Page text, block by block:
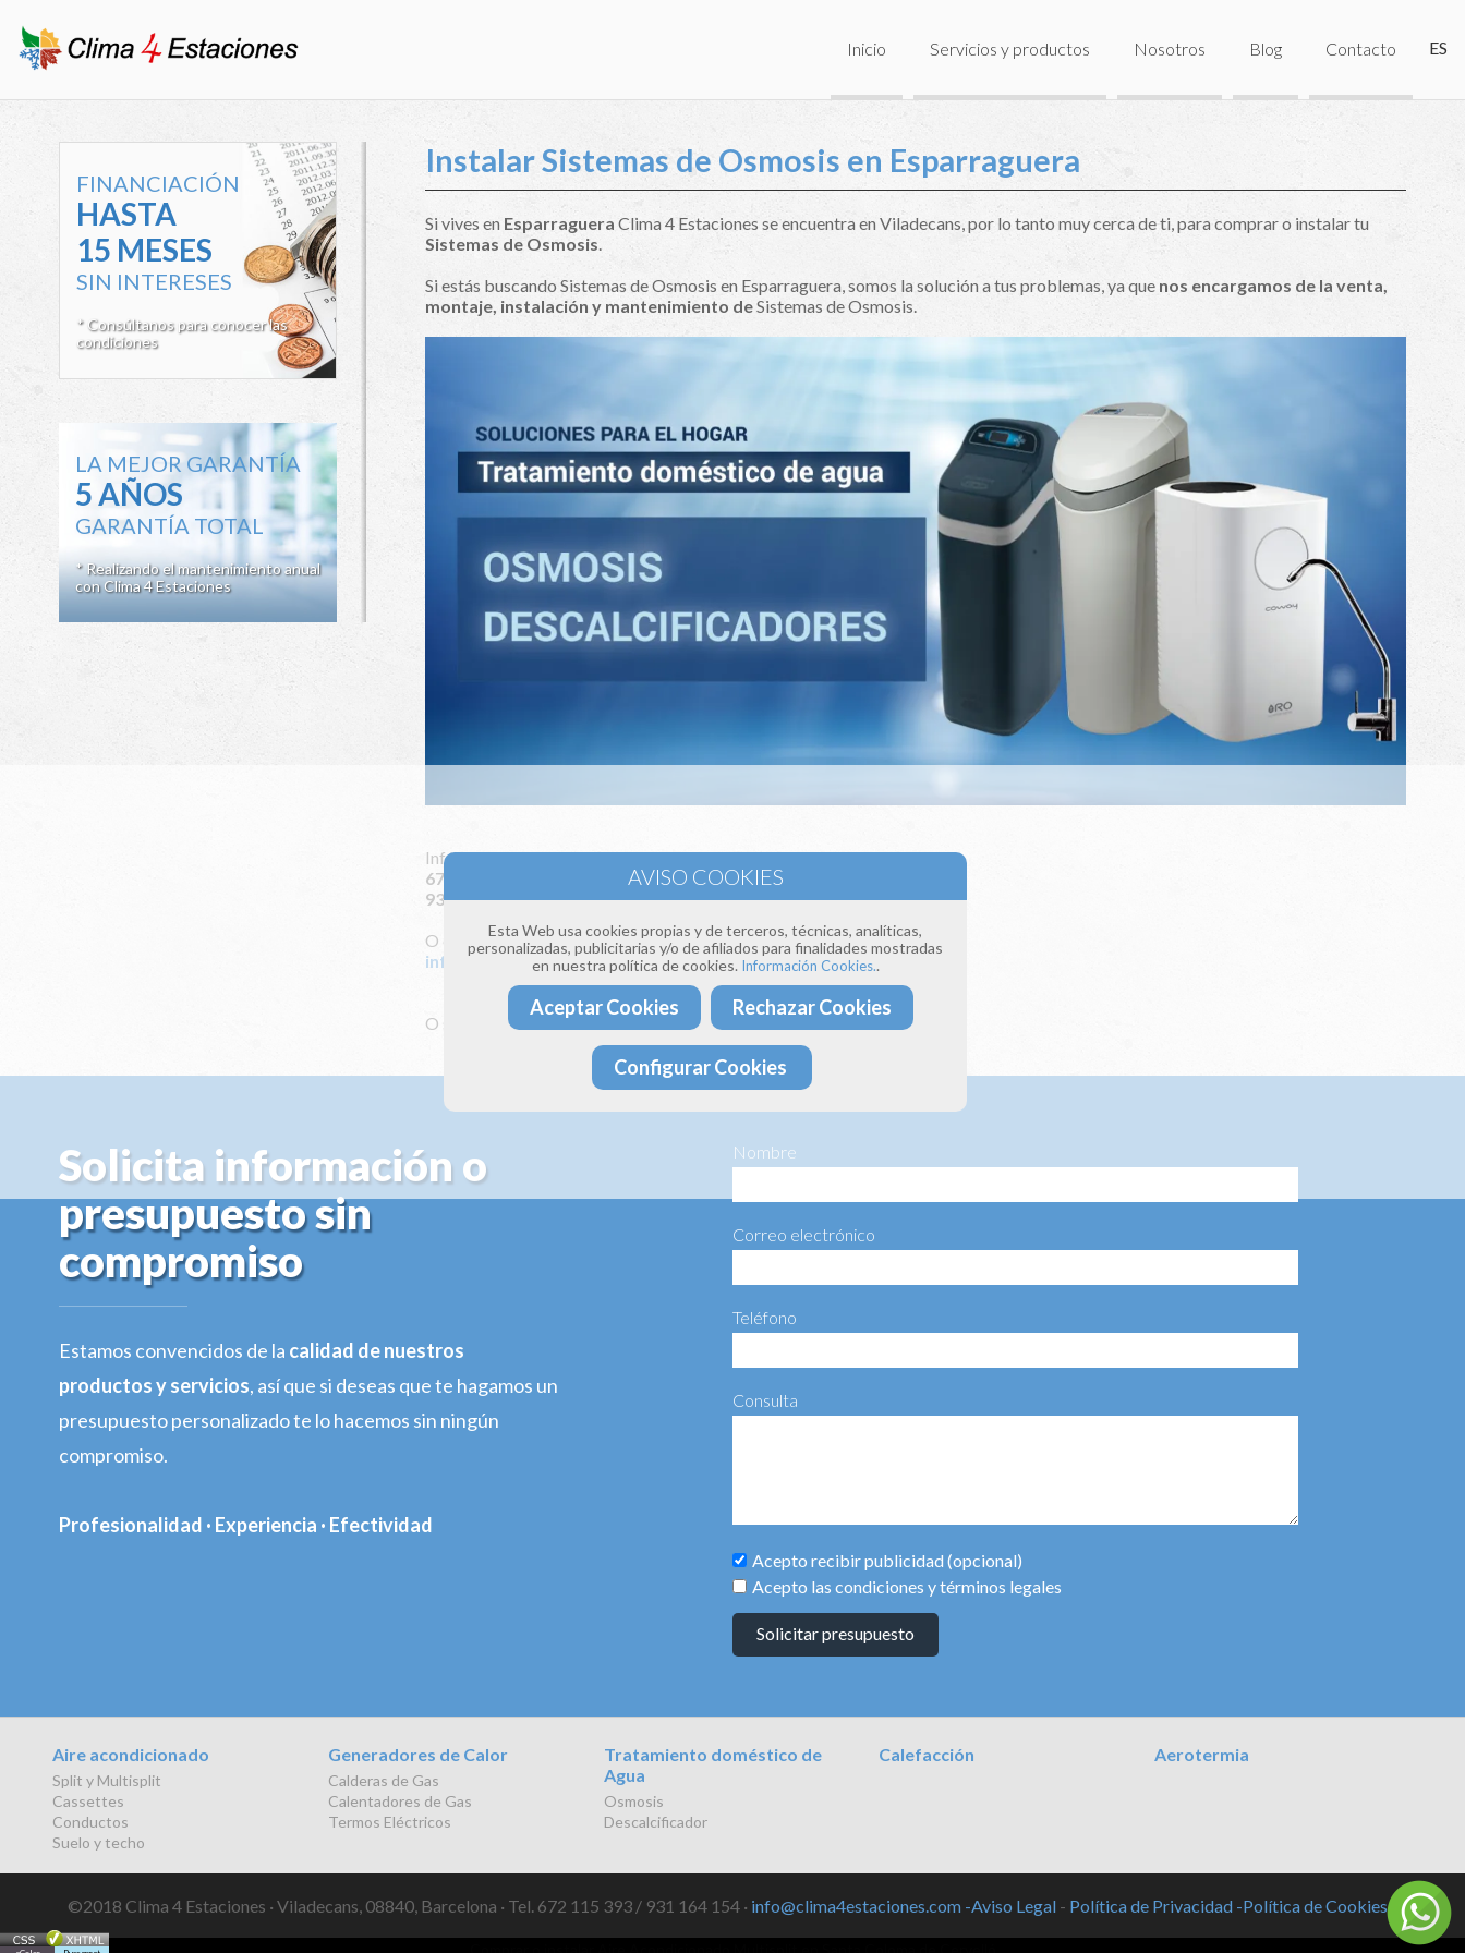
ES
Inicio Servicios y productos Nosotros Blog Contacto
FINANCIACIÓN
HASTA
15 MESES
SIN INTERESES
* Consúltanos para conocer las
condiciones
LA MEJOR GARANTÍA
5 AÑOS
GARANTÍA TOTAL
* Realizando el mantenimiento anual
con Clima 4 Estaciones
Instalar Sistemas de Osmosis en Esparraguera
Si vives en Esparraguera Clima 4 Estaciones se encuentra en Viladecans, por lo tanto muy cerca de ti, para comprar o instalar tu
Sistemas de Osmosis.
Si estás buscando Sistemas de Osmosis en Esparraguera, somos la solución a tus problemas, ya que nos encargamos de la venta,
montaje, instalación y mantenimiento deSistemas de Osmosis.
Infórmate llamándonos a los teléfonos:
672 115 393
931 164 154
O enviándonos un correo electrónico a:
info@clima4estaciones.com
O solicita más información haciéndonos llegar el siguiente formulario:
Solicita información o
presupuesto sin
compromiso
Estamos convencidos de la calidad de nuestros
productos y servicios, así que si deseas que te hagamos un
presupuesto personalizado te lo hacemos sin ningún
compromiso.
Profesionalidad · Experiencia · Efectividad
Nombre
Correo electrónico
Teléfono
Consulta
Acepto recibir publicidad (opcional)
Acepto las condiciones y términos legales
Solicitar presupuesto
Aire acondicionado
Split y Multisplit
Cassettes
Conductos
Suelo y techo
Generadores de Calor
Calderas de Gas
Calentadores de Gas
Termos Eléctricos
Tratamiento doméstico de
Agua
Osmosis
Descalcificador
Calefacción Aerotermia
©2018 Clima 4 Estaciones · Viladecans, 08840, Barcelona · Tel. 672 115 393 / 931 164 154 · info@clima4estaciones.com -Aviso Legal - Política de Privacidad -Política de Cookies -
Esta Web usa cookies propias y de terceros, técnicas, analíticas,
personalizadas, publicitarias y/o de afiliados para finalidades mostradas
en nuestra política de cookies. Información Cookies..
Aceptar Cookies Rechazar Cookies
Configurar Cookies